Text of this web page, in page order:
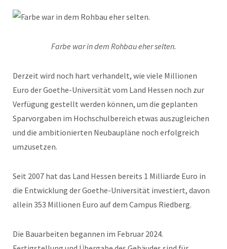
Farbe war in dem Rohbau eher selten.
Derzeit wird noch hart verhandelt, wie viele Millionen
Euro der Goethe-Universität vom Land Hessen noch zur
Verfügung gestellt werden können, um die geplanten
Sparvorgaben im Hochschulbereich etwas auszugleichen
und die ambitionierten Neubaupläne noch erfolgreich
umzusetzen.
Seit 2007 hat das Land Hessen bereits 1 Milliarde Euro in
die Entwicklung der Goethe-Universität investiert, davon
allein 353 Millionen Euro auf dem Campus Riedberg.
Die Bauarbeiten begannen im Februar 2024.